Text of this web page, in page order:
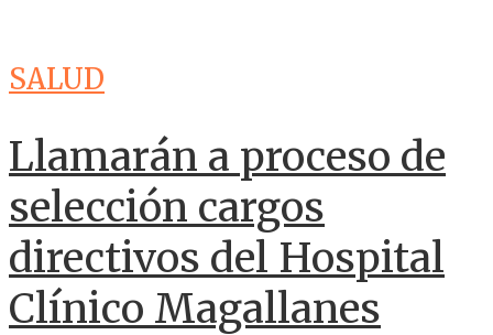
SALUD
Llamarán a proceso de
selección cargos
directivos del Hospital
Clínico Magallanes